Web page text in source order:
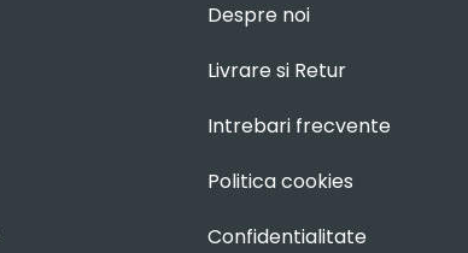
Despre noi
Livrare si Retur
Intrebari frecvente
Politica cookies
Confidentialitate